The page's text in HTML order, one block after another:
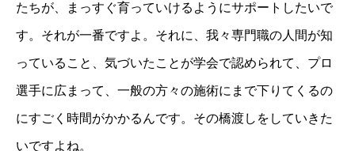
たちが、まっすぐ育っていけるようにサポートしたいで
す。それが一番ですよ。それに、我々専門職の人間が知
っていること、気づいたことが学会で認められて、プロ
選手に広まって、一般の方々の施術にまで下りてくるの
にすごく時間がかかるんです。その橋渡しをしていきた
いですよね。